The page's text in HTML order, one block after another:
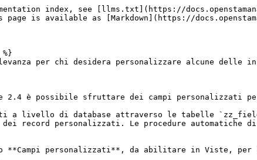
index, see [llms.txt](https://
is available as [Markdown](https://
per chi desidera personalizzare alcune delle
2.4 è possibile sfruttare dei campi personalizzati
a livello di database attraverso le tabelle
dei record personalizzati. Le procedure
**Campi personalizzati**, da abilitare in Viste, per